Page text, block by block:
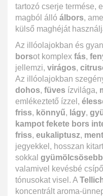
tartozó cserje termése,
magból álló álbors,
külső maghéját
Az illóolajokban és
borsot komplex fás,
jellemzi, virágos,
Az illóolajokban
dohos, füves ízvilága,
emlékeztető ízzel, éless
friss, könnyű, lágy,
kampot fekete bors
friss, eukaliptusz,
jegyekkel, hosszan
sokkal gyümölcsösebb
valamivel kevésbé
tónusokat visel. A
koncentrált aroma-